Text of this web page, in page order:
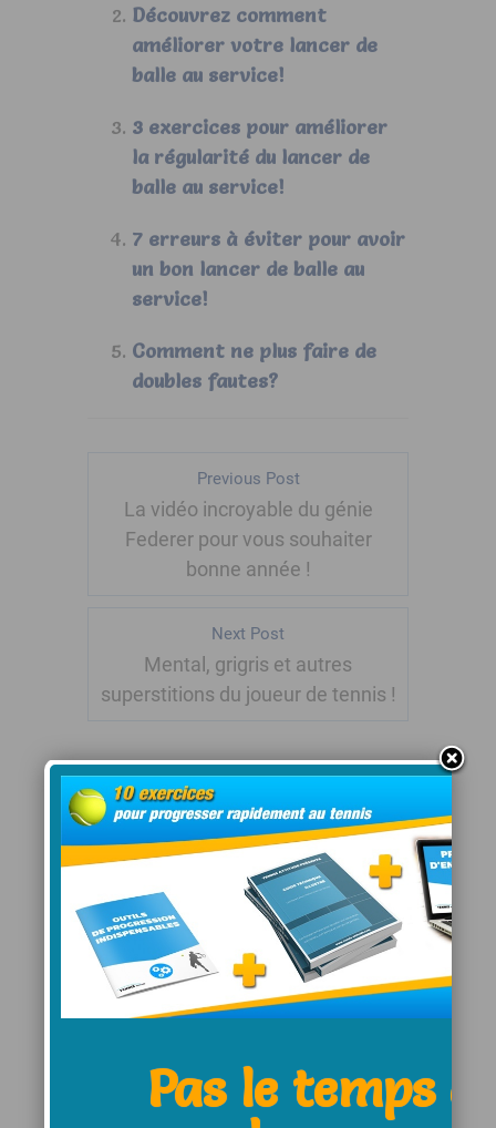
Découvrez comment
améliorer votre lancer de
balle au service!
3 exercices pour améliorer
la régularité du lancer de
balle au service!
7 erreurs à éviter pour avoir
un bon lancer de balle au
service!
Comment ne plus faire de
doubles fautes?
Previous Post
La vidéo incroyable du génie
Federer pour vous souhaiter
bonne année !
Next Post
Mental, grigris et autres
superstitions du joueur de tennis !
Leave a Comment:
Name *
E-Mail *Pas le temps